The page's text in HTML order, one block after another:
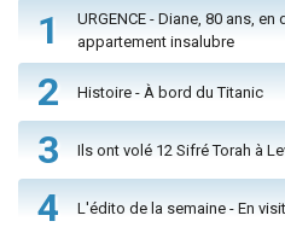
1
URGENCE - Diane, 80 ans, en
appartement insalubre
2 Histoire - À bord du Titanic
3 Ils ont volé 12 Sifré Torah à
4 L'édito de la semaine - En